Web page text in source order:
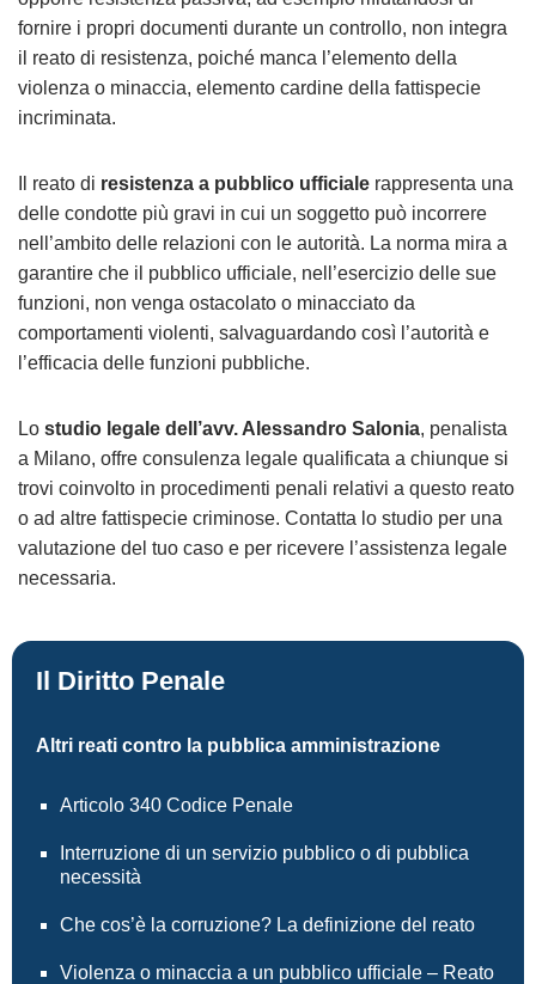
fornire i propri documenti durante un controllo, non integra
il reato di resistenza, poiché manca l’elemento della
violenza o minaccia, elemento cardine della fattispecie
incriminata.
Il reato di resistenza a pubblico ufficiale rappresenta una
delle condotte più gravi in cui un soggetto può incorrere
nell’ambito delle relazioni con le autorità. La norma mira a
garantire che il pubblico ufficiale, nell’esercizio delle sue
funzioni, non venga ostacolato o minacciato da
comportamenti violenti, salvaguardando così l’autorità e
l’efficacia delle funzioni pubbliche.
Lo studio legale dell’avv. Alessandro Salonia, penalista
a Milano, offre consulenza legale qualificata a chiunque si
trovi coinvolto in procedimenti penali relativi a questo reato
o ad altre fattispecie criminose. Contatta lo studio per una
valutazione del tuo caso e per ricevere l’assistenza legale
necessaria.
Il Diritto Penale
Altri reati contro la pubblica amministrazione
Articolo 340 Codice Penale
Interruzione di un servizio pubblico o di pubblica
necessità
Che cos’è la corruzione? La definizione del reato
Violenza o minaccia a un pubblico ufficiale – Reato